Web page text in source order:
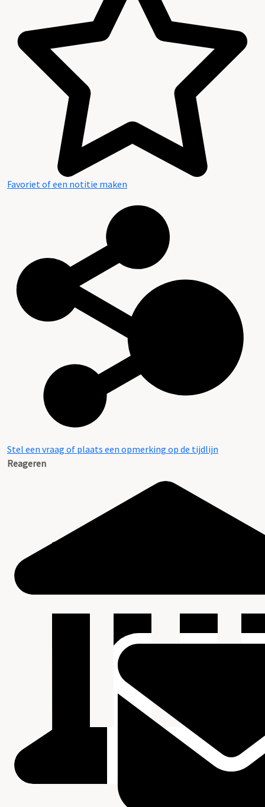
Favoriet of een notitie maken
Stel een vraag of plaats een opmerking op de tijdlijn
Reageren